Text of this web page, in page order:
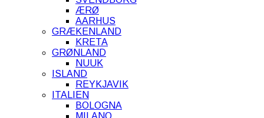
ÆRØ
AARHUS
GRÆKENLAND
KRETA
GRØNLAND
NUUK
ISLAND
REYKJAVIK
ITALIEN
BOLOGNA
MILANO